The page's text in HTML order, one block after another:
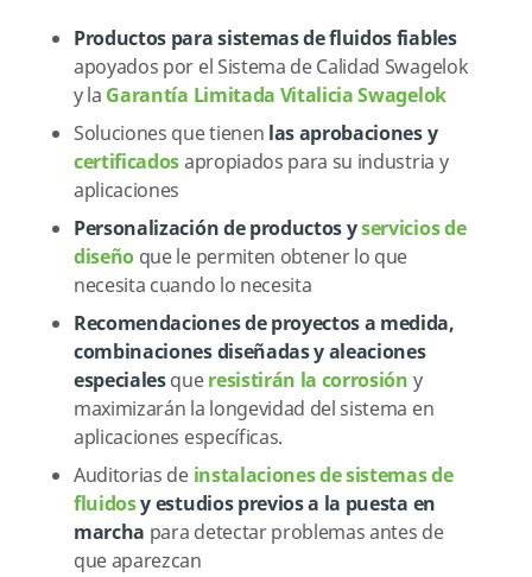
Productos para sistemas de fluidos fiables
apoyados por el Sistema de Calidad Swagelok
y la Garantía Limitada Vitalicia Swagelok
Soluciones que tienen las aprobaciones y
certificadosapropiados para su industria y
aplicaciones
Personalización de productos yservicios de
diseño que le permiten obtener lo que
necesita cuando lo necesita
Recomendaciones de proyectos a medida,
combinaciones diseñadas y aleaciones
especialesqueresistirán la corrosión y
maximizarán la longevidad del sistema en
aplicaciones específicas.
Auditorias de instalaciones de sistemas de
fluidosy estudios previos a la puesta en
marcha para detectar problemas antes de
que aparezcan